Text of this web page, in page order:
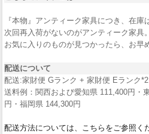
『本物』アンティーク家具につき、在庫
次回再入荷がないのがアンティーク家具。
お気に入りのものが見つかったら、お早
配送について
配送:家財便 Gランク + 家財便 Eランク
送料例：関西および愛知県 111,400円・
円・福岡県 144,300円
配送方法については、こちらをご参照く